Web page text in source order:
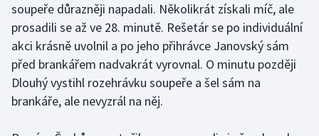
Rychlobruslení
Rychlostní kanoistika
Short track
Sportovní střelba
soupeře důrazněji napadali. Několikrát získali míč, ale
prosadili se až ve 28. minutě. Rešetár se po individuální
akci krásně uvolnil a po jeho přihrávce Janovský sám
před brankářem nadvakrát vyrovnal. O minutu později
Dlouhý vystihl rozehrávku soupeře a šel sám na
brankáře, ale nevyzrál na něj.